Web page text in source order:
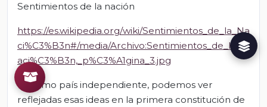
Sentimientos de la nación
https://es.wikipedia.org/wiki/Sentimientos_de_la_Na
ci%C3%B3n#/media/Archivo:Sentimientos_de_la_N
aci%C3%B3n,_p%C3%A1gina_3.jpg
Ya como país independiente, podemos ver
reflejadas esas ideas en la primera constitución de